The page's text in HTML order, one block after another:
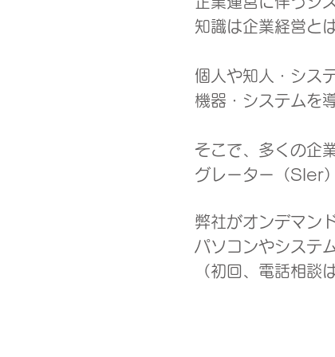
知識は企業経営と
個人や知人・シス
機器・システムを
そこで、多くの企
グレーター（SIer
弊社がオンデマン
パソコンやシステ
（初回、電話相談